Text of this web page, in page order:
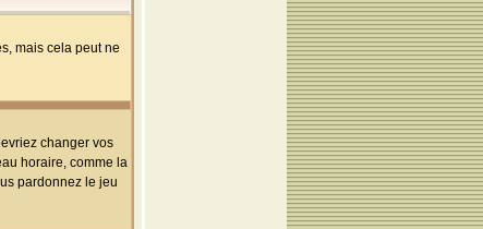
mais cela peut ne
changer vos
horaire, comme la
pardonnez le jeu